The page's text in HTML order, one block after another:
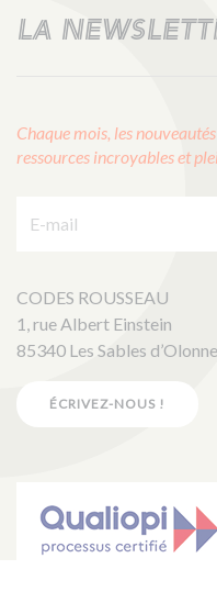
LA
Chaque mois, les
ressources incroyables et
CODES ROUSSEAU
1, rue Albert Einstein
85340 Les Sables d’Olonne
ÉCRIVEZ-NOUS !